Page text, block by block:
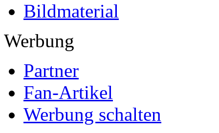
Bildmaterial
Werbung
Partner
Fan-Artikel
Werbung schalten